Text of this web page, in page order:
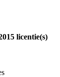
licentie(s)